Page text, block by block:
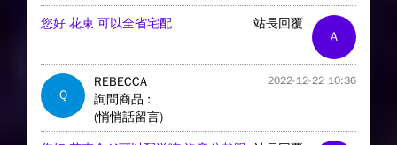
A
站長回覆
您好 花束 可以全省宅配
Q
REBECCA 2022-12-22 10:36
詢問商品 :
(悄悄話留言)